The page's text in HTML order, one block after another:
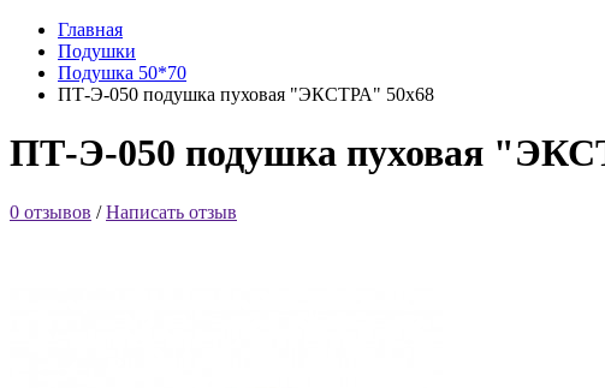
Главная
Подушки
Подушка 50*70
ПТ-Э-050 подушка пуховая "ЭКСТРА" 50х68
ПТ-Э-050 подушка пуховая
0 отзывов /Написать отзыв